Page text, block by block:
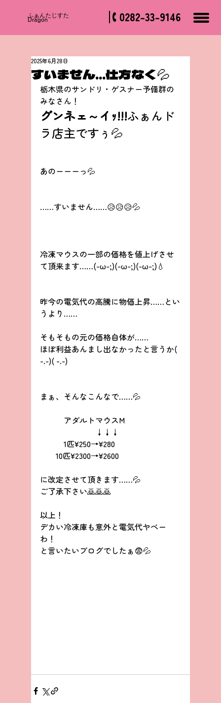
​ふぁんたじすた
Dragon 0282-33-9146
すいません…仕方なく💦
2025年6月28日
栃木県のサンドリ・ゲスナー予備群の
みなさん！
グンネェ～イｯ!!!ふぁんド
ラ店主ですぅ💦
あのーーーっ💦
……すいません……😥😥😥💦
冷凍マウスの一部の価格を値上げさせ
て頂来ます……(-ω-;)(-ω-;)(-ω-;)💧
昨今の電気代の高騰に物価上昇……とい
うより……
そもそもの元の価格自体が……
ほぼ利益あんまし出なかったと言うか(
-.-)( -.-)
まぁ、そんなこんなで……💦
アダルトマウスM
↓↓↓
1匹¥250→¥280
10匹¥2300→¥2600
に改定させて頂きます……💦
ご了承下さい🙇🙇🙇
以上！
デカい冷凍庫も意外と電気代ヤベー
わ！
と言いたいブログでしたぁ😨💦